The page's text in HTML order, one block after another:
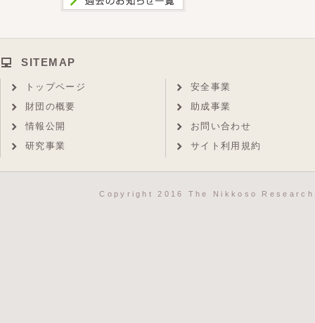
SITEMAP
トップページ
財団の概要
情報公開
研究事業
安全事業
助成事業
お問い合わせ
サイト利用規約
Copyright 2016 The Nikkoso